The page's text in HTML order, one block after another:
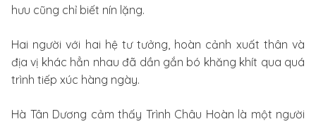
hưu cũng chỉ biết nín lặng.
Hai người với hai hệ tư tưởng, hoàn cảnh xuất thân và
địa vị khác hẳn nhau đã dần gắn bó khăng khít qua quá
trình tiếp xúc hàng ngày.
Hà Tân Dương cảm thấy Trình Châu Hoàn là một người